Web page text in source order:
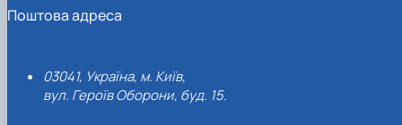
Поштова адреса
03041, Україна, м. Київ,
вул. Героїв Оборони, буд. 15.